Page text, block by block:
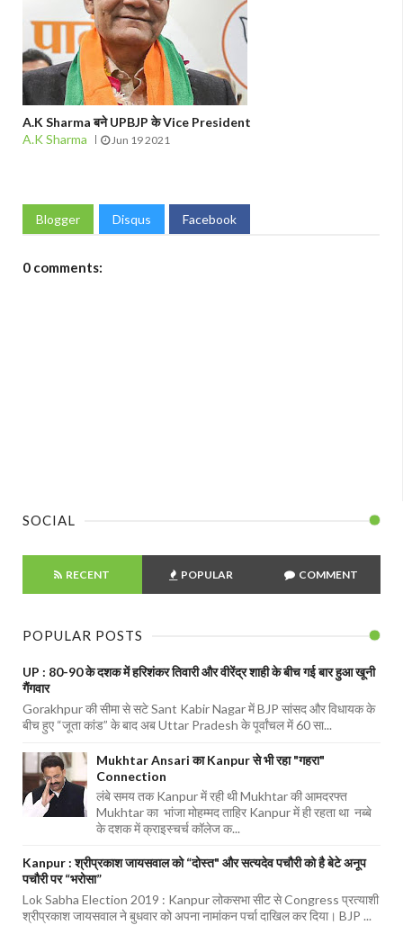
A.K Sharma बने UPBJP के Vice President
A.K Sharma
Jun 19 2021
Blogger Disqus Facebook
0 comments:
SOCIAL
RECENT POPULAR COMMENT
POPULAR POSTS
UP : 80-90 के दशक में हरिशंकर तिवारी और वीरेंद्र शाही के बीच गई बार हुआ खूनी
गैंगवार
Gorakhpur की सीमा से सटे Sant Kabir Nagar में BJP सांसद और विधायक के
बीच हुए “जूता कांड” के बाद अब Uttar Pradesh के पूर्वांचल में 60 सा...
Mukhtar Ansari का Kanpur से भी रहा "गहरा"
Connection
लंबे समय तक Kanpur में रही थी Mukhtar की आमदरफ्त
Mukhtar का भांजा मोहम्मद ताहिर Kanpur में ही रहता था नब्बे
के दशक में क्राइस्चर्च कॉलेज क...
Kanpur : श्रीप्रकाश जायसवाल को “दोस्त" और सत्यदेव पचौरी को है बेटे अनूप
पचौरी पर “भरोसा”
Lok Sabha Election 2019 : Kanpur लोकसभा सीट से Congress प्रत्याशी
श्रीप्रकाश जायसवाल ने बुधवार को अपना नामांकन पर्चा दाखिल कर दिया। BJP ...